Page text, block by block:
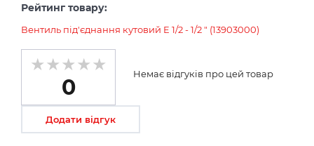
Рейтинг товару:
Вентиль під'єднання кутовий E 1/2 - 1/2 " (13903000)
0
Немає відгуків про цей товар
Додати відгук